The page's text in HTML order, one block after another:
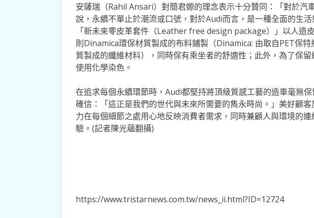
安薩瑞（Rahil Ansari）對簡君嫄的理念表示十分贊同：「對於汽
說，永續不單止於潮流或口號，對於Audi而言，是一種全面的生
「新未來零皮革套件（Leather free design package）」以人造
則Dinamica環保材質製成的布料鋪製（Dinamica: 由取自PET保
質製成的纖維材料），同時保有乘坐者的舒適性；此外，為了保
使用化學染色。
在追求每個永續環節時，Audi都堅持將頂級質感工藝的造車毫無
確信：「這正是我們的世代與未來所需要的雋永時尚。」美好顧
力在每個細節之處用心地反映消費者需求，同時兼顧人與環境的
驗。(記者陳光蘊翻攝)
https://www.tristarnews.com.tw/news_ii.html?ID=12724